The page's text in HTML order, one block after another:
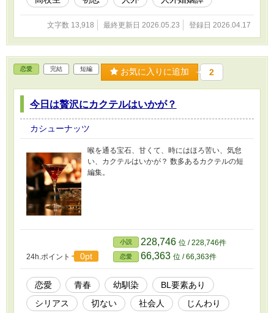
後変更の可能性あり】
文字数 13,918 最終更新日 2026.05.23 登録日 2026.04.17
恋愛 完結 短編 お気に入りに追加 2
今日は贅沢にカクテルはいかが？
カシューナッツ
喉を通る宝石、甘くて、時にはほろ苦い、気怠
い、カクテルはいかが？ 数多あるカクテルの短
編集。
24h.ポイント 0pt
小説 228,746 位 / 228,746件
恋愛 66,363 位 / 66,363件
恋愛 青春 幼馴染
BL要素あり
シリアス
切ない 社会人 じんわり